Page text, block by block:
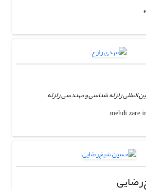
المللی زلزله شناسی و مهندسی زلزله